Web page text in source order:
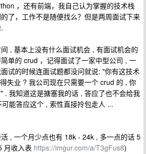
，还有前端，我自己认为掌握的技术栈
了，工作不是随便找么？但是两周面试下来
, 基本上没有什么面试机会 , 有面试机会的
单的 crud ，记得面试了一家中型公司 , 一
试的时候连面试题都没问就说: "你有这技术
失业 ? 我公司现在只需要一个 crud 的 , 你
. 我知道这是搪塞我的话 , 答应了也不会给我
能答应这个 , 索性直接拎包走人 ...
, 一个月少点也有 18k - 24k , 多一点的话 5
月收入表 https://imgur.com/a/T3gFus8)